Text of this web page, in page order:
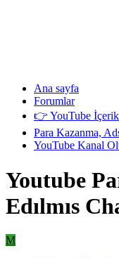
Ana sayfa
Forumlar
👉 YouTube
Para Kazanma,
YouTube Kanal
Youtube
Edılmıs
M